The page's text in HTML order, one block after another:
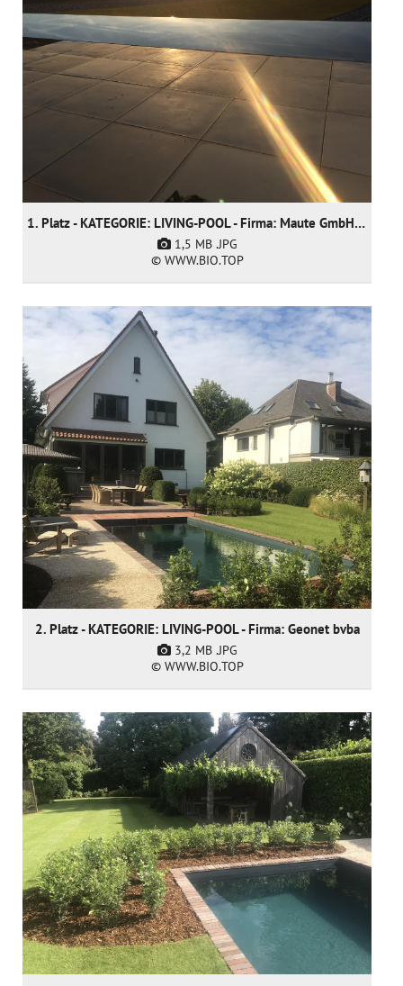
1. Platz - KATEGORIE: LIVING-POOL - Firma: Maute GmbH & CO KG
1,5 MB .JPG
© WWW.BIO.TOP
2. Platz - KATEGORIE: LIVING-POOL - Firma: Geonet bvba
3,2 MB .JPG
© WWW.BIO.TOP